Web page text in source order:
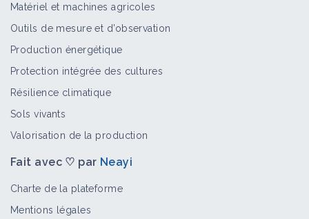
Guêpes prédactrices
Staphylins
Matériel et machines agricoles
Outils de mesure et d’observation
Production énergétique
Protection intégrée des cultures
Résilience climatique
Sols vivants
Valorisation de la production
Fait avec ♡ par Neayi
Charte de la plateforme
Mentions légales